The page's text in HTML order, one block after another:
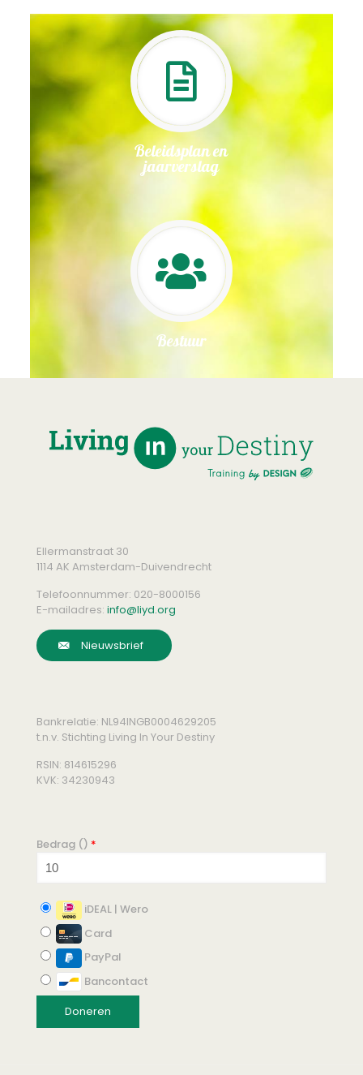
Beleidsplan en
jaarverslag
Bestuur
Ellermanstraat 30
1114 AK Amsterdam-Duivendrecht
Telefoonnummer: 020-8000156
E-mailadres: info@liyd.org
Nieuwsbrief
Bankrelatie: NL94INGB0004629205
t.n.v. Stichting Living In Your Destiny
RSIN: 814615296
KVK: 34230943
Bedrag () *
iDEAL | Wero
Card
PayPal
Bancontact